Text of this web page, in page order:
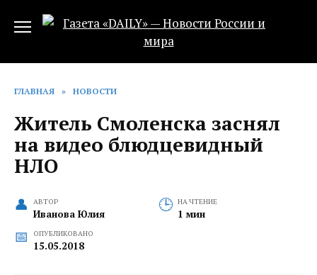
ГЛАВНАЯ » НОВОСТИ
Житель Смоленска заснял
на видео блюдцевидный
НЛО‍
АВТОР
Иванова Юлия
НА ЧТЕНИЕ
1 мин
ОПУБЛИКОВАНО
15.05.2018